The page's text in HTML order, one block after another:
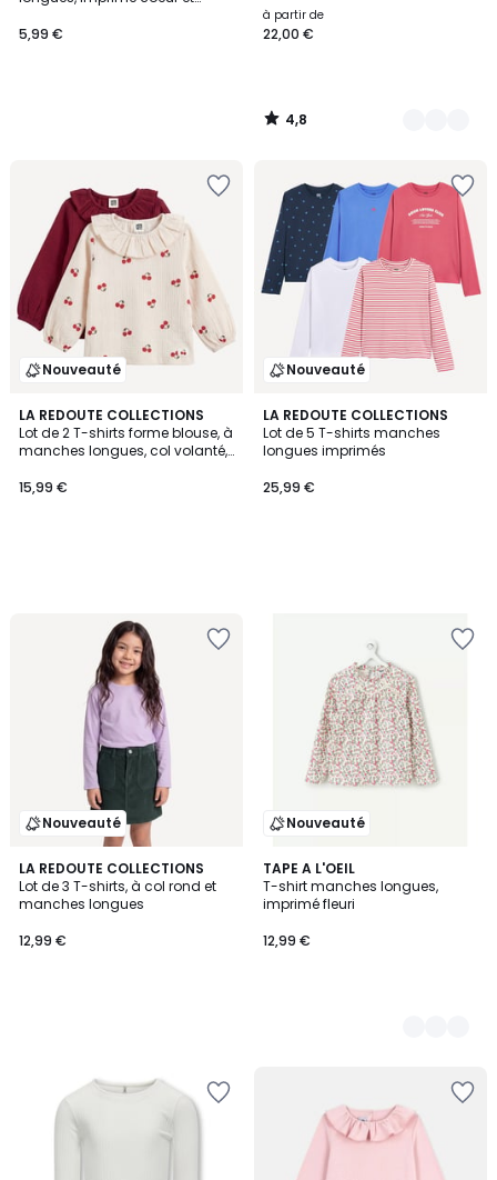
5,99 €
à partir de
22,00 €
4,8
/
Nouveauté
LA REDOUTE COLLECTIONS
Lot de 2 T-shirts forme blouse, à
manches longues, col volanté,
15,99 €
Nouveauté
LA REDOUTE COLLECTIONS
Lot de 5 T-shirts manches
longues imprimés
25,99 €
Nouveauté
LA REDOUTE COLLECTIONS
Lot de 3 T-shirts, à col rond et
manches longues
12,99 €
Nouveauté
TAPE A L'OEIL
T-shirt manches longues,
imprimé fleuri
12,99 €
2
Couleurs